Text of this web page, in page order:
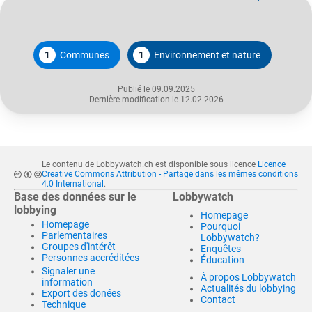
1 Communes 1 Environnement et nature
Publié le 09.09.2025
Dernière modification le 12.02.2026
Le contenu de Lobbywatch.ch est disponible sous licence Licence
Creative Commons Attribution - Partage dans les mêmes conditions
4.0 International .
Base des données sur le
lobbying
Homepage
Parlementaires
Groupes d'intérêt
Personnes accréditées
Signaler une
information
Export des donées
Technique
Lobbywatch
Homepage
Pourquoi
Lobbywatch?
Enquêtes
Éducation
À propos Lobbywatch
Actualités du lobbying
Contact